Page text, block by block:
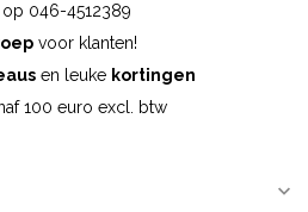
op 046-4512389
voor klanten!
en leuke kortingen
100 euro excl. btw